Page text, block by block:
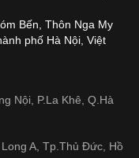
Bến, Thôn Nga My
phố Hà Nội, Việt
Nội, P.La Khê, Q.Hà
A, Tp.Thủ Đức, Hồ